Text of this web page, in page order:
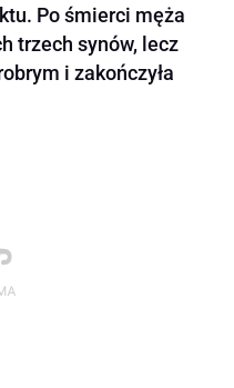
Po śmierci męża
trzech synów, lecz
i zakończyła